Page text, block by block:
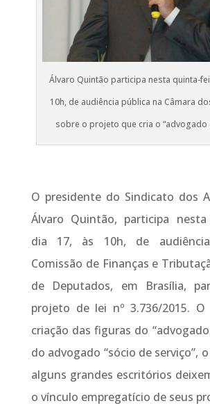
Álvaro Quintão participa nesta quinta-
10h, de audiência pública na Câmara
sobre o projeto que cria o “advogado
O presidente do Sindicato dos
Álvaro Quintão, participa
dia 17, às 10h, de
Comissão de Finanças e
de Deputados, em Brasília,
projeto de lei nº 3.736/2015.
criação das figuras do
do advogado “sócio de serviço”,
alguns grandes escritórios
o vínculo empregatício de seus